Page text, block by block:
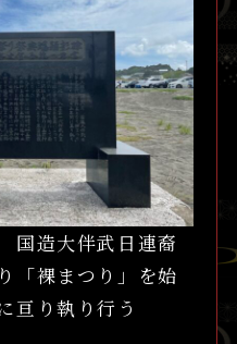
造大伴武日連裔
「裸まつり」を始
亘り執り行う